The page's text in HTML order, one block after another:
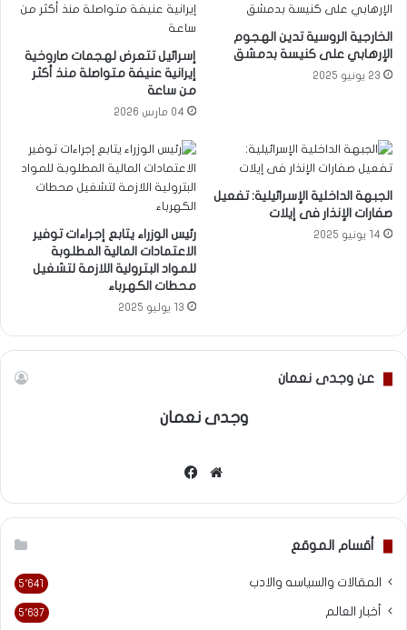
الخارجية الروسية تدين الهجوم
الإرهابي على كنيسة بدمشق
23 يونيو 2025
إسرائيل تتعرض لهجمات صاروخية
إيرانية عنيفة متواصلة منذ أكثر
من ساعة
04 مارس 2026
الجبهة الداخلية الإسرائيلية: تفعيل
صفارات الإنذار فى إيلات
14 يونيو 2025
رئيس الوزراء يتابع إجراءات توفير
الاعتمادات المالية المطلوبة
للمواد البترولية اللازمة لتشغيل
محطات الكهرباء
13 يوليو 2025
عن وجدى نعمان
وجدى نعمان
موقع
أقسام الموقع
المقالات والسياسه والادب 5٬641
أخبار العالم 5٬637